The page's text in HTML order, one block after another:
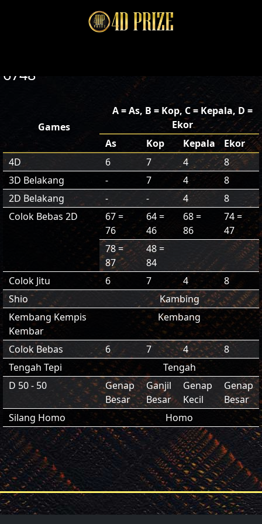
6748
Games
A = As, B = Kop, C = Kepala, D =
Ekor
As
Kop Kepala
Ekor
4D
6 7 4
8
3D Belakang
- 7 4
8
2D Belakang
- - 4
8
Colok Bebas 2D
67 =
76
64 =
46
68 =
86
74 =
47
78 =
87
48 =
84
Colok Jitu
6 7 4
8
Shio
Kambing
Kembang Kempis
Kembar
Kembang
Colok Bebas 6 7 4
8
Tengah Tepi
Tengah
D 50 - 50
Genap
Besar
Ganjil
Besar
Genap
Kecil
Genap
Besar
Silang Homo
Homo